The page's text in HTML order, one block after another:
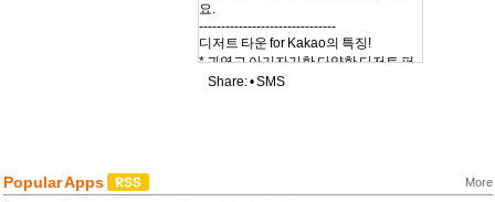
요.
-------------------------------
디저트 타운 for Kakao의 특징!
* 귀엽고 아기자기한 다양한 디저트 퍼
즐 제작 도구
전하는 나의 친구들
Share: •SMS
Popular Apps More